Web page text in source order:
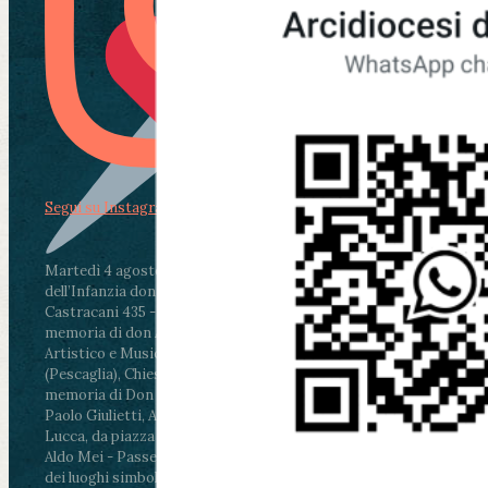
Martedì 4 agosto2026
ore 11:30 - Lucca, Scuola
dell’Infanzia don Aldo Mei - Viale Castruccio
Castracani 435 - Inaugurazione murales in
memoria di don Aldo Mei curato dal Liceo
Artistico e Musicale “Passaglia”
ore 18 - Fiano
(Pescaglia), Chiesa parrocchiale - Messa in
memoria di Don Aldo Mei celebrata da mons.
Paolo Giulietti, Arcivescovo di Lucca
ore 20.30 -
Lucca, da piazza San Michele al Cippo di don
Aldo Mei - Passeggiata della Memoria in alcuni
dei luoghi simbolo della città. Ritrovo alle ore
Segui su Instagram